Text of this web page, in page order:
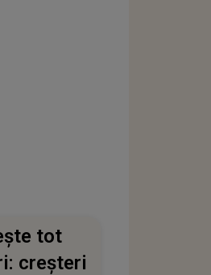
tot
creșteri